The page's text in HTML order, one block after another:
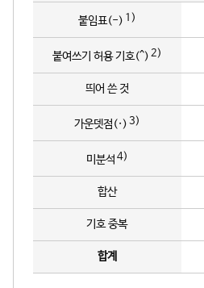
붙임표(-) 1)
붙여쓰기 허용 기호(^) 2)
띄어 쓴 것
가운뎃점(·) 3)
미분석 4)
합산
기호 중복
합계